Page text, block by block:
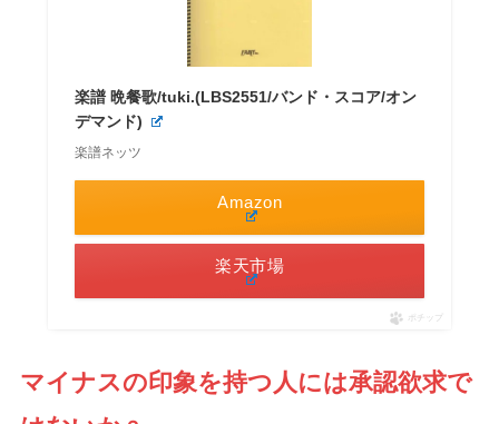
楽譜 晩餐歌/tuki.(LBS2551/バンド・スコア/オン
デマンド)
楽譜ネッツ
Amazon
楽天市場
ポチップ
マイナスの印象を持つ人には承認欲求で